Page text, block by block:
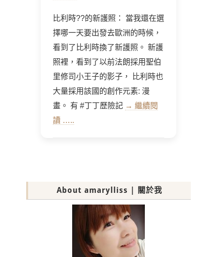
比利時??的新護照： 當我還在選
擇哪一天要出發去歐洲的時候，
看到了比利時換了新護照。 新護
照裡，看到了以前法朗採用聖伯
里修司小王子的影子， 比利時也
大量採用該國的創作元素: 漫
畫。 有 #丁丁歷險記 → 繼續閱
讀 …..
About amarylliss | 關於我